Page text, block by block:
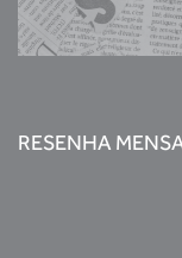
RESENHA